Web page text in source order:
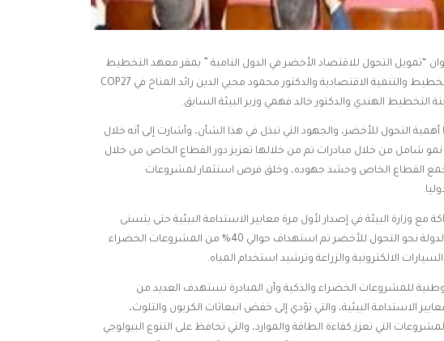
“تمويل التحول للاقتصاد الأخضر في الدول النامية ” بمقر معهد التخطيط
القومي بحضور الدكتورة هالة السعيد وزيرة التخطيط والتنمية الاقتصادية والدكتور محمود محيي الدين رائد المناخ في COP27
التحول للأخضر، والجهود التي تبذل في هذا الشأن، وأشارت إلى أنه خلال
شامل من خلال مبادرات تم من خلالها تعزيز دور القطاع الخاص من خلال
جمع القطاع الخاص وحشد جهوده، وخلق فرص استثمار لمشروعات
وزارة البيئة في إصدار لأول مرة معايير الاستدامة البيئية حتى يتسنى
للجهات الحكومية القيام بها، وفي إطار اتجاه الدولة نحو التحول للأخضر تم استهداف حوالي 40% من المشروعات الخضراء
الالكترونية والزراعة وترشيد استخدام المياه.
للمشروعات الخضراء والذكية وأن المبادرة تستهدف العديد من
الاستدامة البيئية، والتي تؤدي إلى خفض انبعاثات الكربون والتلوث،
التي تعزز كفاءة الطاقة والموارد، والتي تحافظ على التنوع البيولوجي